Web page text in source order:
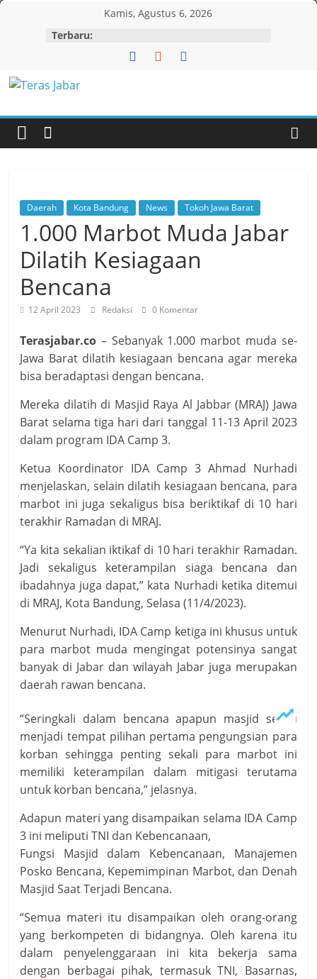
Skip
Kamis, Agustus 6, 2026
Terbaru:
Teras
Jabar
Daerah Kota Bandung News Tokoh Jawa Barat
1.000 Marbot Muda Jabar
Dilatih Kesiagaan
Bencana
12 April 2023 Redaksi 0 Komentar
Terasjabar.co – Sebanyak 1.000 marbot muda se-
Jawa Barat dilatih kesiagaan bencana agar mereka
bisa beradaptasi dengan bencana.
Mereka dilatih di Masjid Raya Al Jabbar (MRAJ) Jawa
Barat selama tiga hari dari tanggal 11-13 April 2023
dalam program IDA Camp 3.
Ketua Koordinator IDA Camp 3 Ahmad Nurhadi
menjelaskan, selain dilatih kesiagaan bencana, para
marbot ini juga sekaligus bisa beriktikaf di 10 hari
terakhir Ramadan di MRAJ.
“Ya kita sekalian iktikaf di 10 hari terakhir Ramadan.
Jadi sekaligus keterampilan siaga bencana dan
ibadahnya juga dapat,” kata Nurhadi ketika ditemui
di MRAJ, Kota Bandung, Selasa (11/4/2023).
Menurut Nurhadi, IDA Camp ketiga ini khusus untuk
para marbot muda mengingat potensinya sangat
banyak di Jabar dan wilayah Jabar juga merupakan
daerah rawan bencana.
“Seringkali dalam bencana apapun masjid selalu
menjadi tempat pilihan pertama pengungsian para
korban sehingga penting sekali para marbot ini
memiliki keterampilan dalam mitigasi terutama
untuk korban bencana,” jelasnya.
Adapun materi yang disampaikan selama IDA Camp
3 ini meliputi TNI dan Kebencanaan,
Fungsi Masjid dalam Kebencanaan, Manajemen
Posko Bencana, Kepemimpinan Marbot, dan Denah
Masjid Saat Terjadi Bencana.
“Semua materi itu disampaikan oleh orang-orang
yang berkompeten di bidangnya. Oleh karena itu
dalam penyelenggaraan ini kita bekerja sama
dengan berbagai pihak, termasuk TNI, Basarnas,